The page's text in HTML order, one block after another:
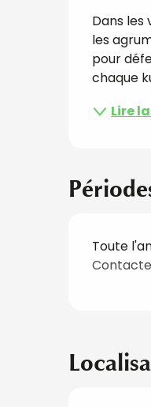
Dans les
les
pour
chaque
Lire
Toute